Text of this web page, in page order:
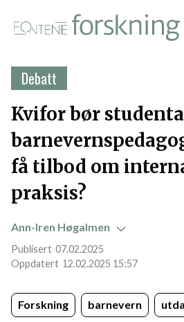
Debatt
Kvifor bør
få tilbod om
praksis?
Ann-Iren Høgalmen
07.02.2025
12.02.2025 15:57
Forskning barnevern